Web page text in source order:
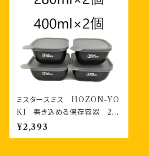
ミスタースミス HOZON-YO
KI 書き込める保存容器 28
0ml2個・400ml2個 計４個
お二人様セット
¥2,393